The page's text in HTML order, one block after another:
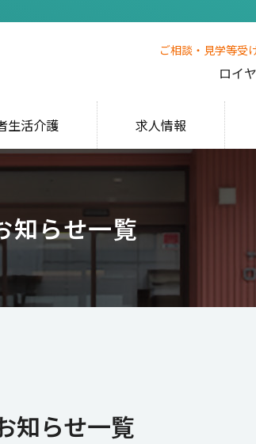
ご相談・見学等受
ロイ
生活介護 求人情報
知らせ一覧
知らせ一覧